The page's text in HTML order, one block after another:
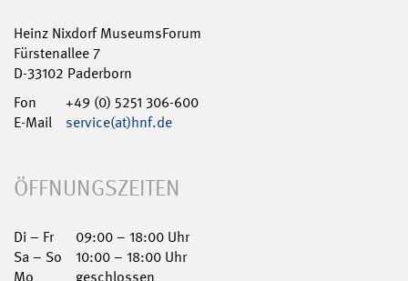
Heinz Nixdorf MuseumsForum
Fürstenallee 7
D-33102 Paderborn
Fon
+49 (0) 5251 306-600
E-Mail
service(at)hnf.de
ÖFFNUNGSZEITEN
Di – Fr
09:00 – 18:00 Uhr
Sa – So
10:00 – 18:00 Uhr
Mo
geschlossen